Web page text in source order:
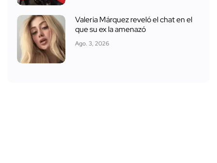
Valeria Márquez reveló el chat en el
que su ex la amenazó
Ago. 3, 2026